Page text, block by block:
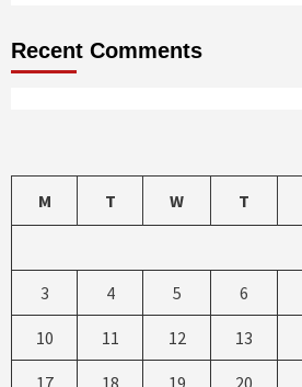
Recent Comments
M T W T
3 4 5 6
10 11 12 13
17 18 19 20